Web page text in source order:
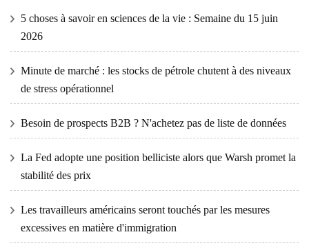
5 choses à savoir en sciences de la vie : Semaine du 15 juin
2026
Minute de marché : les stocks de pétrole chutent à des niveaux
de stress opérationnel
Besoin de prospects B2B ? N'achetez pas de liste de données
La Fed adopte une position belliciste alors que Warsh promet la
stabilité des prix
Les travailleurs américains seront touchés par les mesures
excessives en matière d'immigration